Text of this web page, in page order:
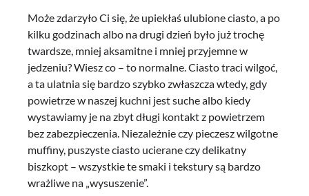
Może zdarzyło Ci się, że upiekłaś ulubione ciasto, a po
kilku godzinach albo na drugi dzień było już trochę
twardsze, mniej aksamitne i mniej przyjemne w
jedzeniu? Wiesz co – to normalne. Ciasto traci wilgoć,
a ta ulatnia się bardzo szybko zwłaszcza wtedy, gdy
powietrze w naszej kuchni jest suche albo kiedy
wystawiamy je na zbyt długi kontakt z powietrzem
bez zabezpieczenia. Niezależnie czy pieczesz wilgotne
muffiny, puszyste ciasto ucierane czy delikatny
biszkopt – wszystkie te smaki i tekstury są bardzo
wrażliwe na „wysuszenie”.